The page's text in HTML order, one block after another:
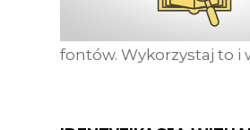
fontów. Wykorzystaj to i